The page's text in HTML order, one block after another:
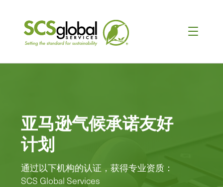
亚马逊气候承诺友好
计划
通过以下机构的认证，获得专业资质：
SCS Global Services